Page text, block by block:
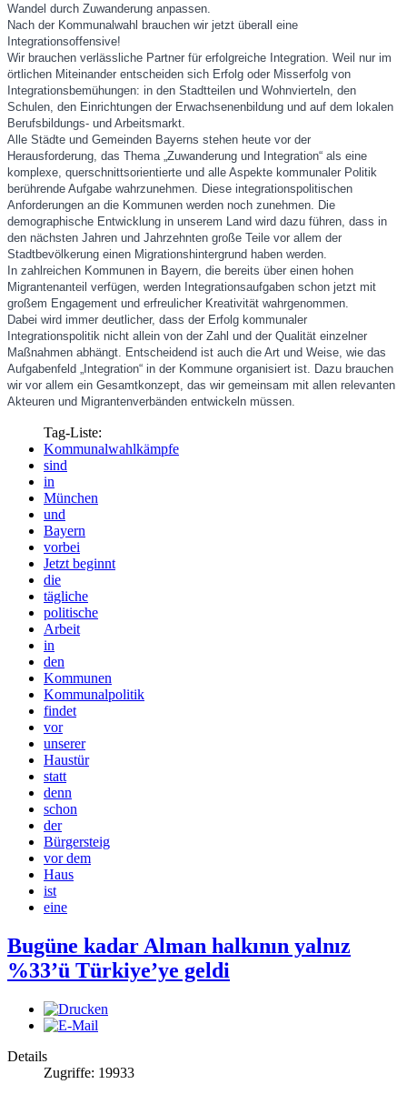
Wandel durch Zuwanderung anpassen.
Nach der Kommunalwahl brauchen wir jetzt überall eine
Integrationsoffensive!
Wir brauchen verlässliche Partner für erfolgreiche Integration. Weil nur im
örtlichen Miteinander entscheiden sich Erfolg oder Misserfolg von
Integrationsbemühungen: in den Stadtteilen und Wohnvierteln, den
Schulen, den Einrichtungen der Erwachsenenbildung und auf dem lokalen
Berufsbildungs- und Arbeitsmarkt.
Alle Städte und Gemeinden Bayerns stehen heute vor der
Herausforderung, das Thema „Zuwanderung und Integration“ als eine
komplexe, querschnittsorientierte und alle Aspekte kommunaler Politik
berührende Aufgabe wahrzunehmen. Diese integrationspolitischen
Anforderungen an die Kommunen werden noch zunehmen. Die
demographische Entwicklung in unserem Land wird dazu führen, dass in
den nächsten Jahren und Jahrzehnten große Teile vor allem der
Stadtbevölkerung einen Migrationshintergrund haben werden.
In zahlreichen Kommunen in Bayern, die bereits über einen hohen
Migrantenanteil verfügen, werden Integrationsaufgaben schon jetzt mit
großem Engagement und erfreulicher Kreativität wahrgenommen.
Dabei wird immer deutlicher, dass der Erfolg kommunaler
Integrationspolitik nicht allein von der Zahl und der Qualität einzelner
Maßnahmen abhängt. Entscheidend ist auch die Art und Weise, wie das
Aufgabenfeld „Integration“ in der Kommune organisiert ist. Dazu brauchen
wir vor allem ein Gesamtkonzept, das wir gemeinsam mit allen relevanten
Akteuren und Migrantenverbänden entwickeln müssen.
Tag-Liste:
Kommunalwahlkämpfe
sind
in
München
und
Bayern
vorbei
Jetzt beginnt
die
tägliche
politische
Arbeit
in
den
Kommunen
Kommunalpolitik
findet
vor
unserer
Haustür
statt
denn
schon
der
Bürgersteig
vor dem
Haus
ist
eine
Bugüne kadar Alman halkının yalnız
%33’ü Türkiye’ye geldi
Details
Zugriffe: 19933